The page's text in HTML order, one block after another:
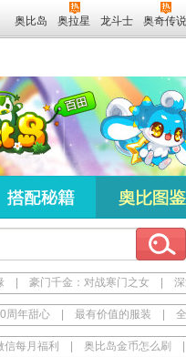
奥比岛 奥拉星 龙斗士 奥奇传说
豪门千金：对战寒门之女
周年甜心 最有价值的服装
信每月福利 奥比岛金币怎么刷